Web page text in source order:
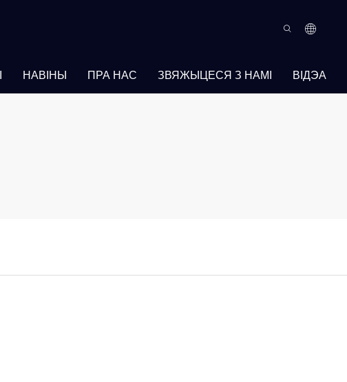
НАВІНЫ ПРА НАС ЗВЯЖЫЦЕСЯ З НАМІ ВІДЭА